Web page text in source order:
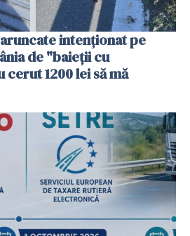
intenționat pe
de "baieții cu
1200 lei să mă